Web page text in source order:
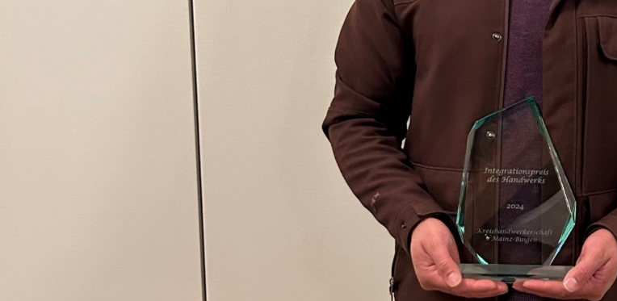
Spezialimmobilien
Umbau im Bestand
Unternehmensgruppe